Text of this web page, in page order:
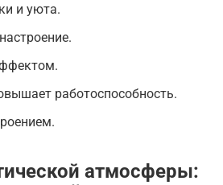
и уюта.
работоспособность.
атмосферы: